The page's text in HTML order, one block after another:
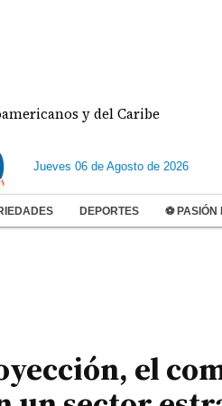
y del Caribe
Jueves 06 de Agosto de 2026
DEPORTES ⚽
el